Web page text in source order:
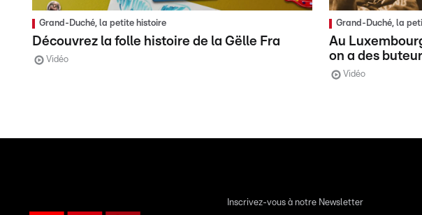
Grand-Duché, la petite histoire
Découvrez la folle histoire de la Gëlle Fra
Vidéo
Grand-Duché, la
Au
on a des
Vidéo
Inscrivez-vous à notre Newsletter